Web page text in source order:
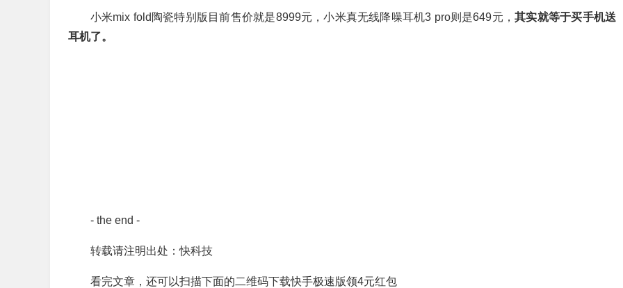
小米mix fold陶瓷特别版目前售价就是8999元，小米真无线降噪耳机3 pro则是649元，其实就等于买手机送
耳机了。
- the end -
转载请注明出处：快科技
看完文章，还可以扫描下面的二维码下载快手极速版领4元红包